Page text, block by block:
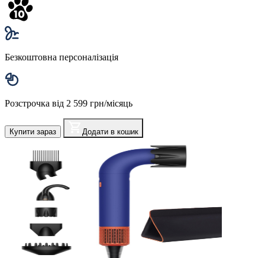
Безкоштовна персоналізація
Розстрочка від 2 599 грн/місяць
Купити зараз Додати в кошик